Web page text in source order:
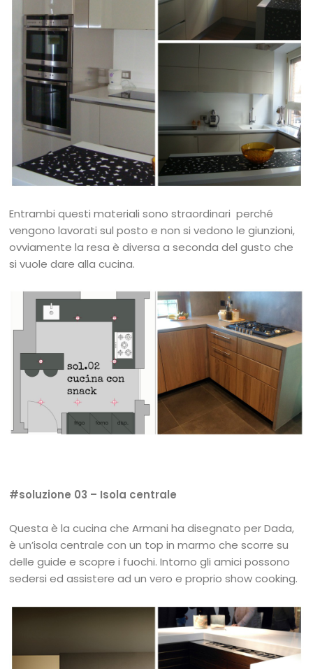
Entrambi questi materiali sono straordinari perché
vengono lavorati sul posto e non si vedono le giunzioni,
ovviamente la resa è diversa a seconda del gusto che
si vuole dare alla cucina.
#soluzione 03 – Isola centrale
Questa è la cucina che Armani ha disegnato per Dada,
è un’isola centrale con un top in marmo che scorre su
delle guide e scopre i fuochi. Intorno gli amici possono
sedersi ed assistere ad un vero e proprio show cooking.